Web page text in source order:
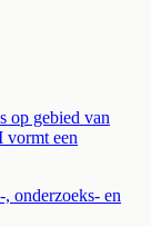
op gebied van
vormt een
onderzoeks- en